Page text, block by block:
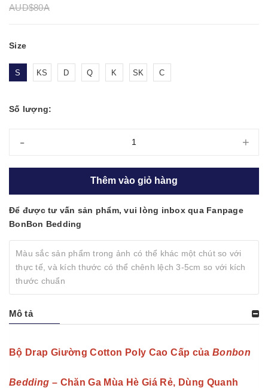
AUD$80A
Size
S KS D Q K SK C
Số lượng:
- +
Thêm vào giỏ hàng
Để được tư vấn sản phẩm, vui lòng inbox qua Fanpage
BonBon Bedding
Màu sắc sản phẩm trong ảnh có thể khác một chút so với
thực tế, và kích thước có thể chênh lệch 3-5cm so với kích
thước chuẩn
Mô tả
Bộ Drap Giường Cotton Poly Cao Cấp củaBonbon
Bedding – Chăn Ga Mùa Hè Giá Rẻ, Dùng Quanh